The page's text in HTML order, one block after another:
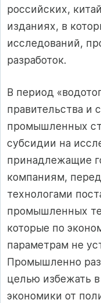
российских,
изданиях, в
исследований,
разработок.
В период
правительства и
промышленных
субсидии на
принадлежащие
компаниям,
технологами
промышленных
которые по
параметрам не
Промышленно
целью избежать
экономики от